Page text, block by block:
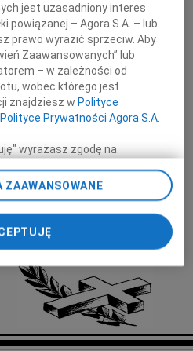
z powodu śmierci
Ojca
składają
Dyrekcji Ochrony Środowiska
w Gdańsku
jest uzasadniony interes
powiązanej – Agora S.A. – lub
prawo wyrazić sprzeciw. Aby
Zaawansowanych” lub
– w zależności od
wobec którego jest
znajdziesz w Polityce
Polityce Prywatności Agora S.A.
wyrażasz zgodę na
Partnerów i Agora S.A.
Możesz też w każdej
dot. plików cookie,
do zarządzania Twoimi
danych poprzez
zaawansowane”.
możliwa jest także za
Agora S.A. możemy
ZAAWANSOWANE